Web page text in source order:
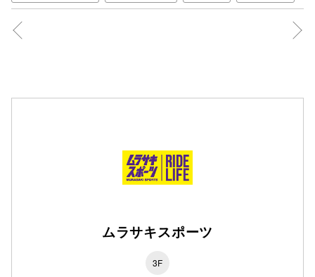
ムラサキスポーツ
3F